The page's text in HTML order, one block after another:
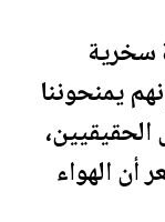
سخرية
يمنحوننا
أن الهواء